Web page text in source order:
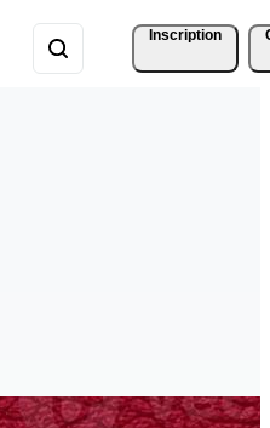
Inscription